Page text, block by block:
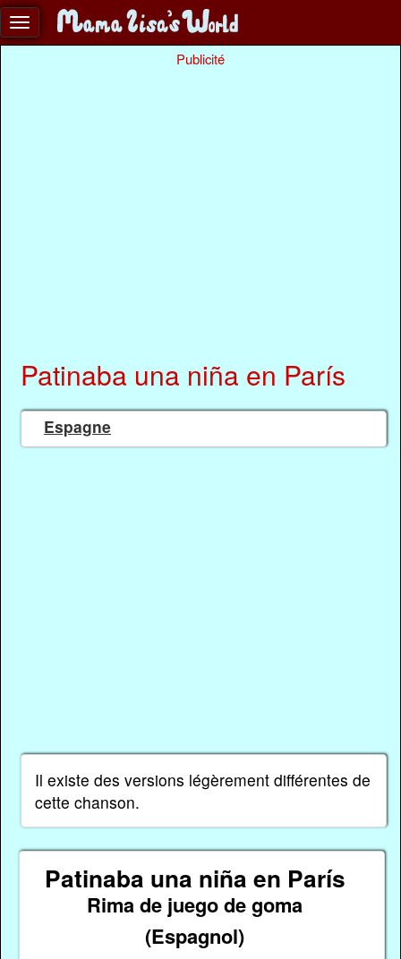
Publicité
Patinaba una niña en París
Espagne
Il existe des versions légèrement différentes de
cette chanson.
Patinaba una niña en París
Rima de juego de goma
(Espagnol)